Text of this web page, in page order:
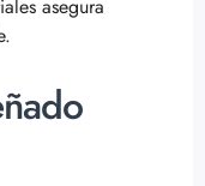
asegura